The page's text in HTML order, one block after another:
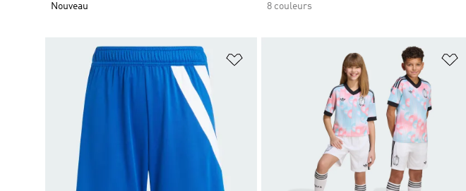
Nouveau
8 couleurs
Ajouter à la Liste de produits favoris